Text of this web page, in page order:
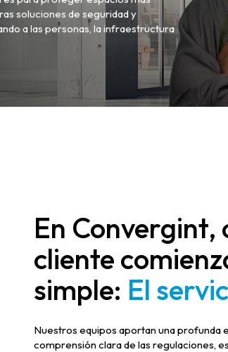
soluciones de seguridad y
a las personas, la infraestructura
En Convergint,
cliente
simple: El
Nuestros equipos aportan una profunda
comprensión clara de las regulaciones,